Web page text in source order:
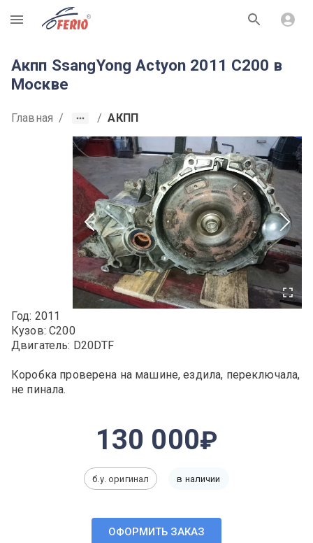
R
Акпп SsangYong Actyon 2011 C200 в
Москве
Главная / / АКПП
Год: 2011
Кузов: C200
Двигатель: D20DTF
Коробка проверена на машине, ездила, переключала,
не пинала.
130 000
б.у. оригинал в наличии
ОФОРМИТЬ ЗАКАЗ